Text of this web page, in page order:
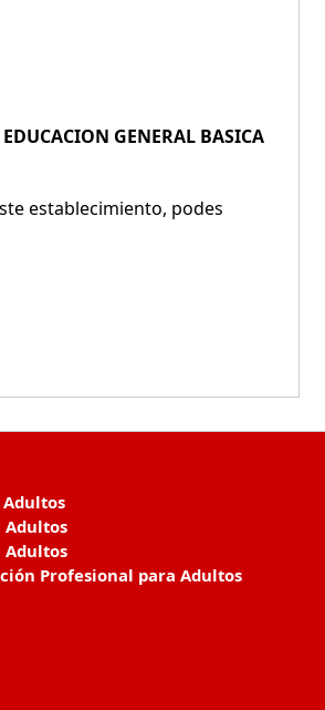
GENERAL BASICA
establecimiento, podes
Profesional para Adultos